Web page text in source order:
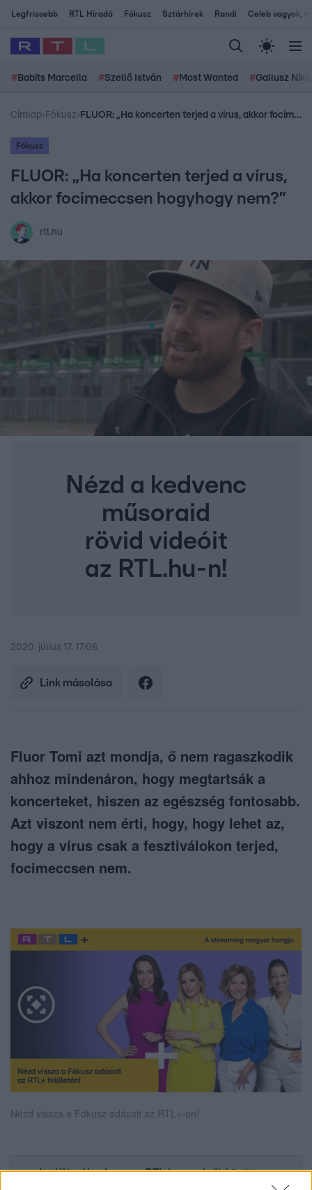
Legfrissebb RTL Híradó Fókusz Sztárhírek Randi Celeb vagyok,
# Babits Marcella #Szellő István # Most Wanted #Gallusz
Címlap› Fókusz› FLUOR: „Ha koncerten terjed a vírus, akkor focimeccsen hogyhogy nem?”
Fókusz
FLUOR: „Ha koncerten terjed a vírus,
akkor focimeccsen hogyhogy nem?”
rtl.hu
Nézd a kedvenc
műsoraid
rövid videóit
az RTL.hu-n!
2020. július 17. 17:06
Link másolása
Fluor Tomi azt mondja, ő nem ragaszkodik
ahhoz mindenáron, hogy megtartsák a
koncerteket, hiszen az egészség fontosabb.
Azt viszont nem érti, hogy, hogy lehet az,
hogy a vírus csak a fesztiválokon terjed,
focimeccsen nem.
Nézd vissza a Fókusz adásait az RTL+-on!
Itt állítsd be, hogy az RTL.hu az elsők között